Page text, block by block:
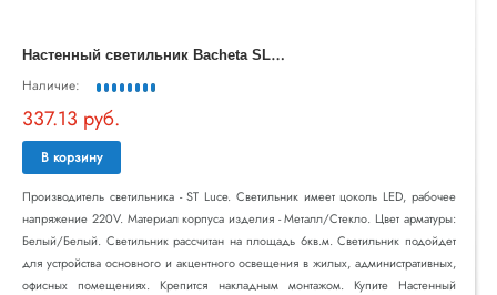
Н
астенный светильник Bacheta SL439.531.01
Наличие:
337.13 руб.
В корзину
Производитель светильника - ST Luce. Светильник имеет цоколь LED, рабочее
напряжение 220V. Материал корпуса изделия - Металл/Стекло. Цвет арматуры:
Белый/Белый. Светильник рассчитан на площадь 6кв.м. Светильник подойдет
для устройства основного и акцентного освещения в жилых, административных,
офисных помещениях. Крепится накладным монтажом. Купите Настенный